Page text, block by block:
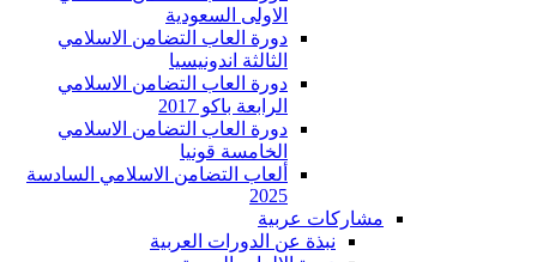
الاولى السعودية
دورة العاب التضامن الاسلامي
الثالثة اندونيسيا
دورة العاب التضامن الاسلامي
الرابعة باكو 2017
دورة العاب التضامن الاسلامي
الخامسة قونيا
ألعاب التضامن الاسلامي السادسة
2025
مشاركات عربية
نبذة عن الدورات العربية